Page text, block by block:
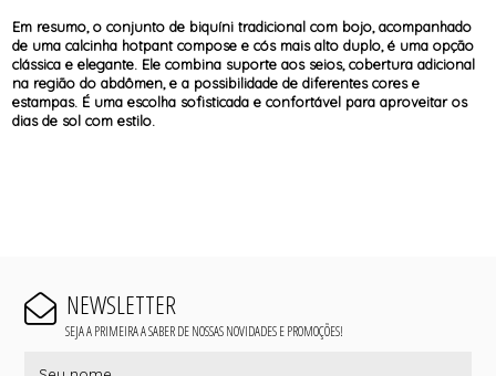
Em resumo, o conjunto de biquíni tradicional com bojo, acompanhado
de uma calcinha hotpant compose e cós mais alto duplo, é uma opção
clássica e elegante. Ele combina suporte aos seios, cobertura adicional
na região do abdômen, e a possibilidade de diferentes cores e
estampas. É uma escolha sofisticada e confortável para aproveitar os
dias de sol com estilo.
NEWSLETTER
SEJA A PRIMEIRA A SABER DE NOSSAS NOVIDADES E PROMOÇÕES!